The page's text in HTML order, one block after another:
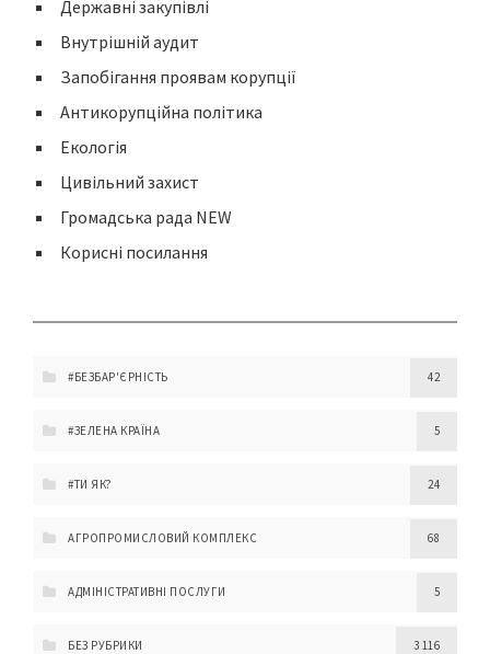
Державні закупівлі
Внутрішній аудит
Запобігання проявам корупції
Антикорупційна політика
Екологія
Цивільний захист
Громадська рада NEW
Корисні посилання
#БЕЗБАР'ЄРНІСТЬ 42
#ЗЕЛЕНА КРАЇНА 5
#ТИ ЯК? 24
АГРОПРОМИСЛОВИЙ КОМПЛЕКС 68
АДМІНІСТРАТИВНІ ПОСЛУГИ 5
БЕЗ РУБРИКИ 3 116